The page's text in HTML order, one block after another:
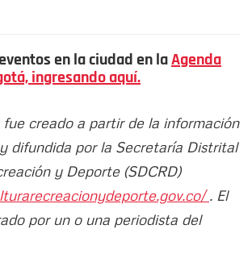
en la ciudad en laAgenda
ingresando aquí.
creado a partir de la información
difundida por la Secretaría Distrital
y Deporte (SDCRD)
. El
por un o una periodista del